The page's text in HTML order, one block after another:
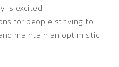
is excited
for people striving to
maintain an optimistic